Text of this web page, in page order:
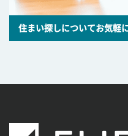
住まい探しについてお気軽